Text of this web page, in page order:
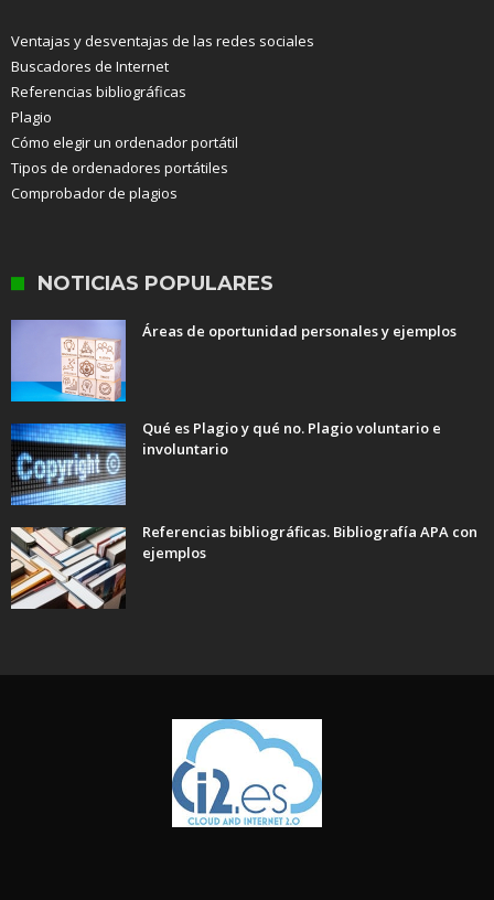
Ventajas y desventajas de las redes sociales
Buscadores de Internet
Referencias bibliográficas
Plagio
Cómo elegir un ordenador portátil
Tipos de ordenadores portátiles
Comprobador de plagios
NOTICIAS POPULARES
Áreas de oportunidad personales y ejemplos
Qué es Plagio y qué no. Plagio voluntario e
involuntario
Referencias bibliográficas. Bibliografía APA con
ejemplos